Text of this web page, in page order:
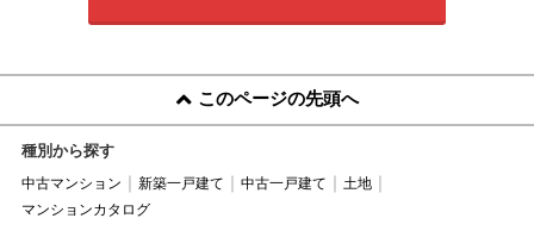
このページの先頭へ
種別から探す
中古マンション 新築一戸建て 中古一戸建て
土地
マンションカタログ